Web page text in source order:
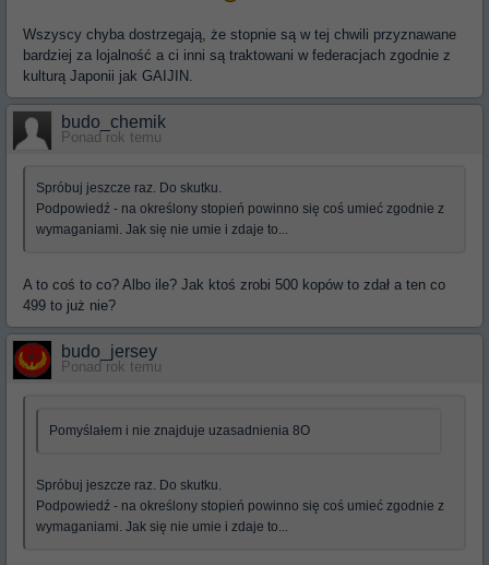
Wszyscy chyba dostrzegają, że stopnie są w tej chwili przyznawane
bardziej za lojalność a ci inni są traktowani w federacjach zgodnie z
kulturą Japonii jak GAIJIN.
budo_chemik
Ponad rok temu
Spróbuj jeszcze raz. Do skutku.
Podpowiedź - na określony stopień powinno się coś umieć zgodnie z
wymaganiami. Jak się nie umie i zdaje to...
A to coś to co? Albo ile? Jak ktoś zrobi 500 kopów to zdał a ten co
499 to już nie?
budo_jersey
Ponad rok temu
Pomyślałem i nie znajduje uzasadnienia 8O
Spróbuj jeszcze raz. Do skutku.
Podpowiedź - na określony stopień powinno się coś umieć zgodnie z
wymaganiami. Jak się nie umie i zdaje to...